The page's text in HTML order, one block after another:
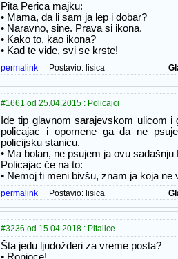
Pita Perica majku:
• Mama, da li sam ja lep i dobar?
• Naravno, sine. Prava si ikona.
• Kako to, kao ikona?
• Kad te vide, svi se krste!
permalink Postavio: lisica
#1661 od 25.04.2015 : Policajci
Ide tip glavnom sarajevskom ulicom
policajac i opomene ga da ne
policijsku stanicu.
• Ma bolan, ne psujem ja ovu
Policajac će na to:
• Nemoj ti meni bivšu, znam ja koja ne
permalink Postavio: lisica
#3236 od 15.04.2018 : Pitalice
Šta jedu ljudožderi za vreme posta?